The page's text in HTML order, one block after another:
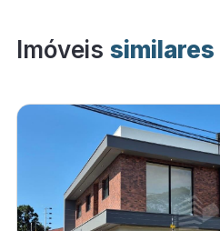
Imóveis similares